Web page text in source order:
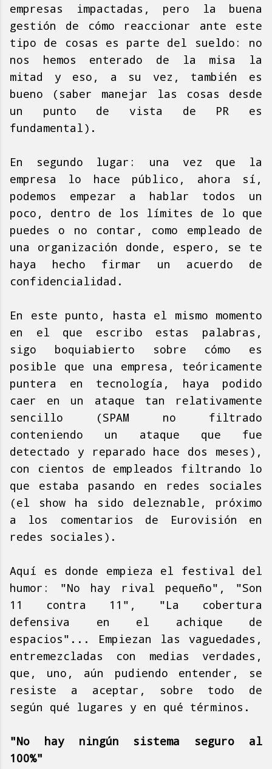
empresas impactadas, pero la buena
gestión de cómo reaccionar ante este
tipo de cosas es parte del sueldo: no
nos hemos enterado de la misa la
mitad y eso, a su vez, también es
bueno (saber manejar las cosas desde
un punto de vista de PR es
fundamental).
En segundo lugar: una vez que la
empresa lo hace público, ahora sí,
podemos empezar a hablar todos un
poco, dentro de los límites de lo que
puedes o no contar, como empleado de
una organización donde, espero, se te
haya hecho firmar un acuerdo de
confidencialidad.
En este punto, hasta el mismo momento
en el que escribo estas palabras,
sigo boquiabierto sobre cómo es
posible que una empresa, teóricamente
puntera en tecnología, haya podido
caer en un ataque tan relativamente
sencillo (SPAM no filtrado
conteniendo un ataque que fue
detectado y reparado hace dos meses),
con cientos de empleados filtrando lo
que estaba pasando en redes sociales
(el show ha sido deleznable, próximo
a los comentarios de Eurovisión en
redes sociales).
Aquí es donde empieza el festival del
humor: "No hay rival pequeño", "Son
11 contra 11", "La cobertura
defensiva en el achique de
espacios"... Empiezan las vaguedades,
entremezcladas con medias verdades,
que, uno, aún pudiendo entender, se
resiste a aceptar, sobre todo de
según qué lugares y en qué términos.
"No hay ningún sistema seguro al
100%"